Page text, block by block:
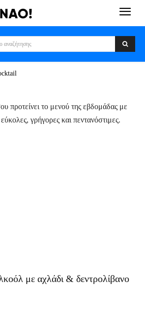
αναζήτησης
προτείνει το μενού της εβδομάδας με
γρήγορες και πεντανόστιμες.
με αχλάδι & δεντρολίβανο